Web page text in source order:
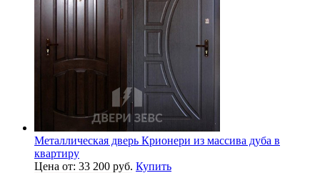
Металлическая дверь Крионери из массива дуба в
квартиру
Цена от: 33 200 руб. Купить